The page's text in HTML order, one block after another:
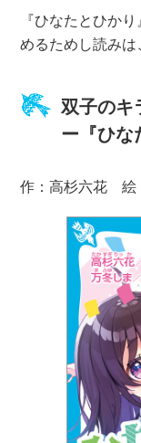
『ひなたとひか
めるためし読み
双子の
ー『ひな
作：高杉六花 絵